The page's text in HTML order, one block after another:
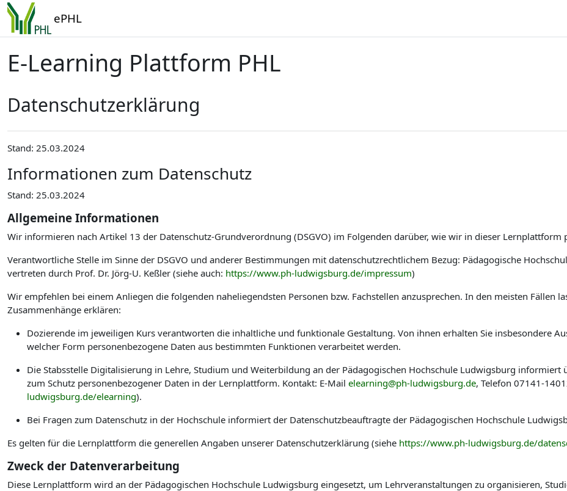
Zum Hauptinhalt
ePHL
E-Learning Plattform PHL
Datenschutzerklärung
Stand: 25.03.2024
Informationen zum Datenschutz
Stand: 25.03.2024
Allgemeine Informationen
Wir informieren nach Artikel 13 der Datenschutz-Grundverordnung (DSGVO) im Folgenden darüber, wie wir in dieser Lernplattform
Verantwortliche Stelle im Sinne der DSGVO und anderer Bestimmungen mit datenschutzrechtlichem Bezug: Pädagogische
vertreten durch Prof. Dr. Jörg-U. Keßler (siehe auch: https://www.ph-ludwigsburg.de/impressum)
Wir empfehlen bei einem Anliegen die folgenden naheliegendsten Personen bzw. Fachstellen anzusprechen. In den meisten Fällen
Zusammenhänge erklären:
Dozierende im jeweiligen Kurs verantworten die inhaltliche und funktionale Gestaltung. Von ihnen erhalten Sie insbesondere
welcher Form personenbezogene Daten aus bestimmten Funktionen verarbeitet werden.
Die Stabsstelle Digitalisierung in Lehre, Studium und Weiterbildung an der Pädagogischen Hochschule Ludwigsburg
zum Schutz personenbezogener Daten in der Lernplattform. Kontakt: E-Mail elearning@ph-ludwigsburg.de, Telefon 07141-
ludwigsburg.de/elearning).
Bei Fragen zum Datenschutz in der Hochschule informiert der Datenschutzbeauftragte der Pädagogischen Hochschule
Es gelten für die Lernplattform die generellen Angaben unserer Datenschutzerklärung (siehe https://www.ph-ludwigsburg.de/
Zweck der Datenverarbeitung
Diese Lernplattform wird an der Pädagogischen Hochschule Ludwigsburg eingesetzt, um Lehrveranstaltungen zu organisieren,